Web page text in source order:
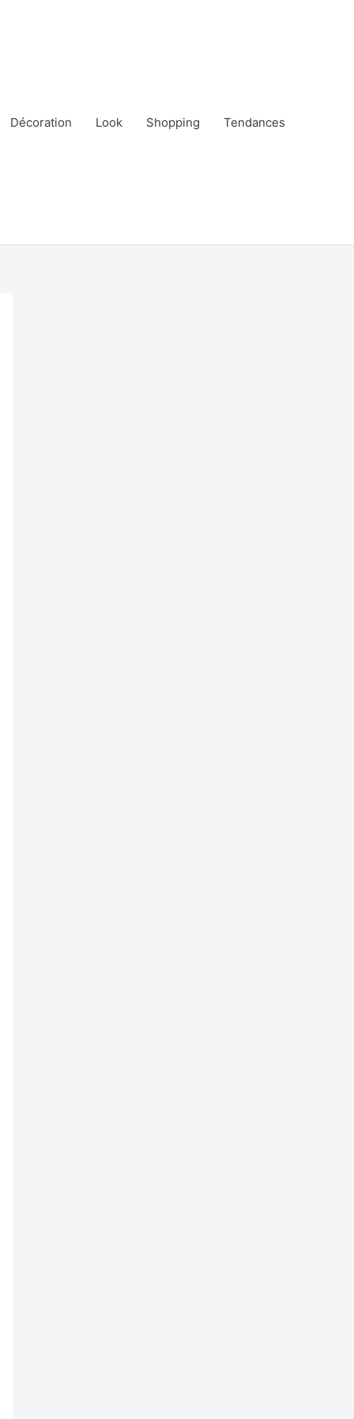
Décoration Look Shopping Tendances